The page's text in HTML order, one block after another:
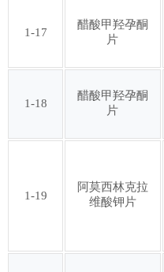
第五十九批
第六十一批
第六十三批
第六十七批
第六十九批
1-17
醋酸甲羟孕酮
片
1-18
醋酸甲羟孕酮
片
1-19
阿莫西林克拉
维酸钾片